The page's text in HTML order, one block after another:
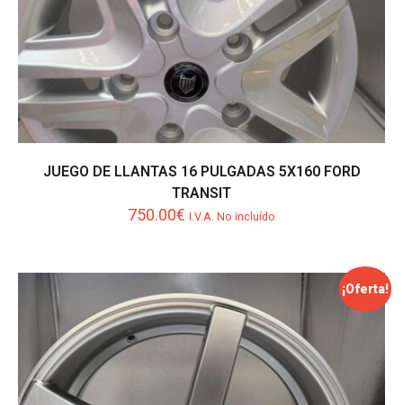
JUEGO DE LLANTAS 16 PULGADAS 5X160 FORD
TRANSIT
750.00€ I.V.A. No incluído
¡Oferta!